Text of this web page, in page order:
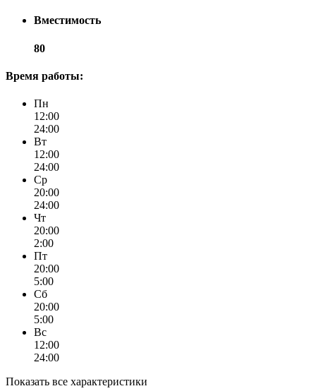
Вместимость
80
Время работы:
Пн
12:00
24:00
Вт
12:00
24:00
Ср
20:00
24:00
Чт
20:00
2:00
Пт
20:00
5:00
Сб
20:00
5:00
Вс
12:00
24:00
Показать все характеристики